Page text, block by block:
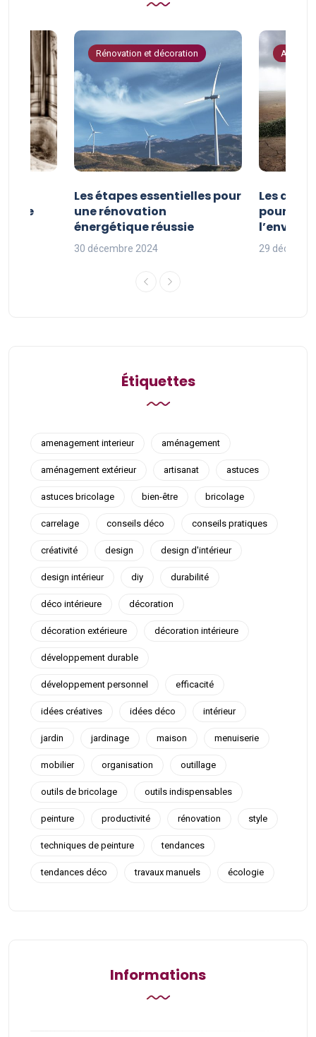
Rénovation et décoration
Les étapes essentielles pour
une rénovation
énergétique réussie
30 décembre 2024
Les
pour
29
Étiquettes
amenagement interieur aménagement
aménagement extérieur artisanat astuces
astuces bricolage bien-être bricolage
carrelage conseils déco conseils pratiques
créativité design design d'intérieur
design intérieur diy durabilité
déco intérieure décoration
décoration extérieure décoration intérieure
développement durable
développement personnel efficacité
idées créatives idées déco intérieur
jardin jardinage maison menuiserie
mobilier organisation outillage
outils de bricolage outils indispensables
peinture productivité rénovation style
techniques de peinture tendances
tendances déco travaux manuels écologie
Informations